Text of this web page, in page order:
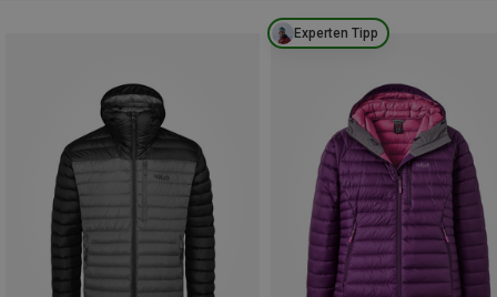
Experten Tipp